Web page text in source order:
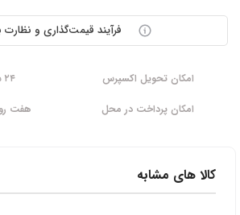
فرآیند قیمت‌گذاری و
امکان تحویل اکسپرس
۲۴ ساعته، ۷ روز هفته
امکان پرداخت در محل
هفت
کالا های مشابه